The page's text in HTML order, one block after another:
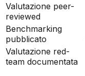
Valutazione peer-
reviewed
Benchmarking
pubblicato
Valutazione red-
team documentata